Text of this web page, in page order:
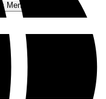
Menu